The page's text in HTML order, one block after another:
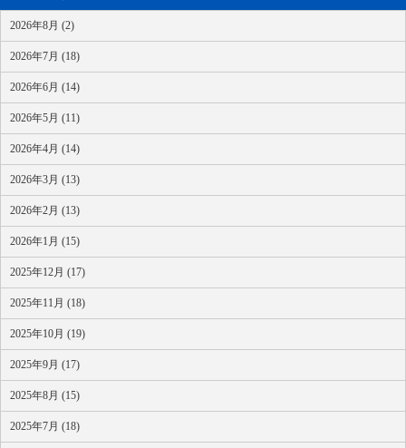
2026年8月 (2)
2026年7月 (18)
2026年6月 (14)
2026年5月 (11)
2026年4月 (14)
2026年3月 (13)
2026年2月 (13)
2026年1月 (15)
2025年12月 (17)
2025年11月 (18)
2025年10月 (19)
2025年9月 (17)
2025年8月 (15)
2025年7月 (18)